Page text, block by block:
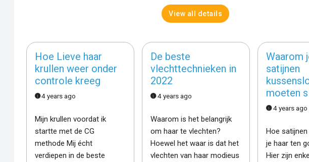
View all details
Hoe Lieve haar
krullen weer onder
controle kreeg
4 years ago
Mijn krullen voordat ik
startte met de CG
methode Mij écht
verdiepen in de beste
De beste
vlechttechnieken in
2022
4 years ago
Waarom is het belangrijk
om haar te vlechten?
Hoewel het waar is dat het
vlechten van haar modieus
Waarom
satijnen
moeten
4 years ago
Hoe
je haar ten
Hier zijn